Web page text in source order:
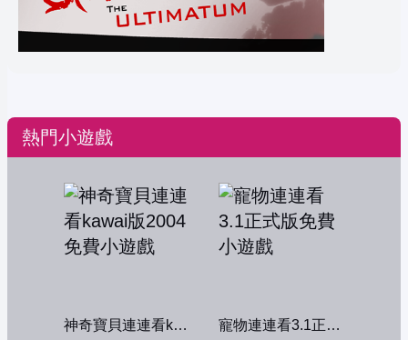
熱門小遊戲
神奇寶貝連連看kawai版2004 寵物連連看3.1正式版